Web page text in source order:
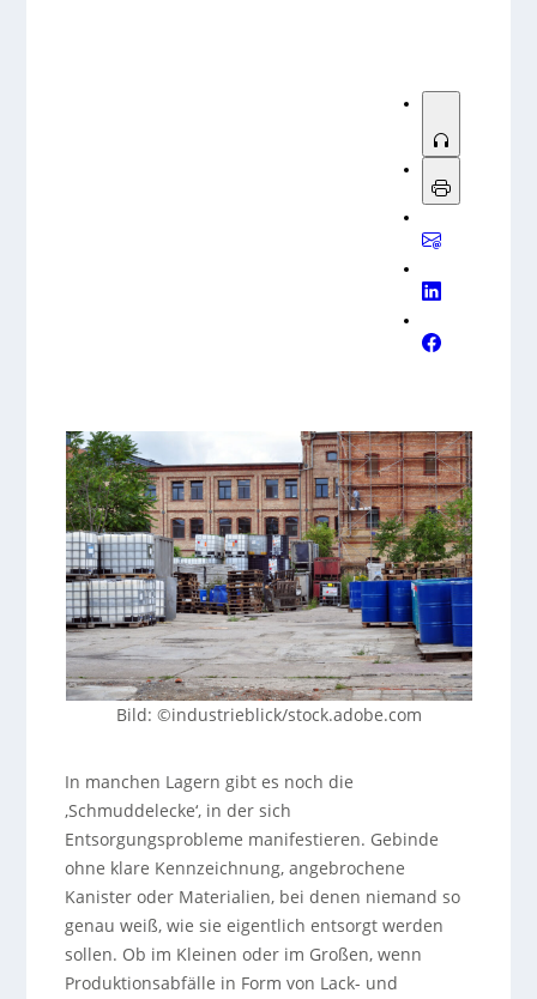
Bild: ©industrieblick/stock.adobe.com
In manchen Lagern gibt es noch die
‚Schmuddelecke‘, in der sich
Entsorgungsprobleme manifestieren. Gebinde
ohne klare Kennzeichnung, angebrochene
Kanister oder Materialien, bei denen niemand so
genau weiß, wie sie eigentlich entsorgt werden
sollen. Ob im Kleinen oder im Großen, wenn
Produktionsabfälle in Form von Lack- und